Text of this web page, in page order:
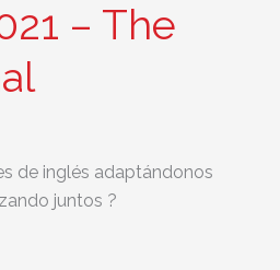
– The
de inglés adaptándonos
juntos ?